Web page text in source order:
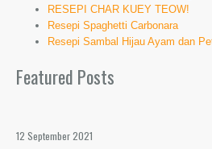
RESEPI CHAR KUEY TEOW!
Resepi Spaghetti Carbonara
Resepi Sambal Hijau Ayam dan
Featured Posts
12 September 2021